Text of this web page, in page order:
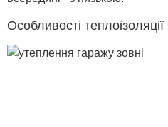
Особливості теплоізоляції